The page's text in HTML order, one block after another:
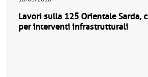
Lavori sulla 125 Orientale Sarda,
per interventi infrastrutturali